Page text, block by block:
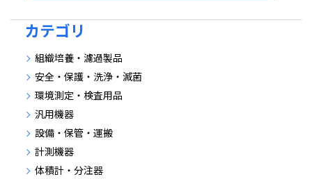
カテゴリ
組織培養・濾過製品
安全・保護・洗浄・滅菌
環境測定・検査用品
汎用機器
設備・保管・運搬
計測機器
体積計・分注器